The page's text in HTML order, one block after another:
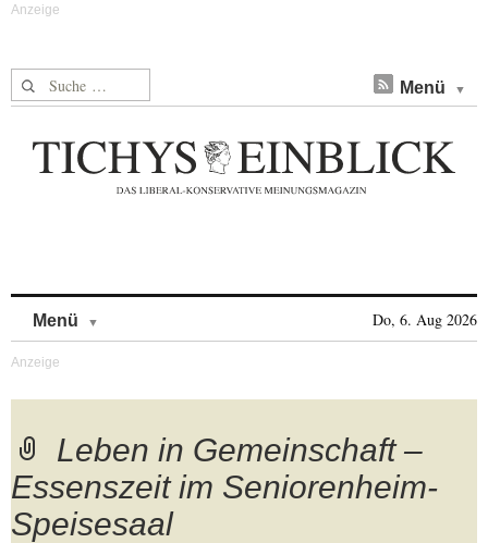
Suche nach: Menü
Menü Do, 6. Aug 2026
Leben in Gemeinschaft –
Essenszeit im Seniorenheim-
Speisesaal